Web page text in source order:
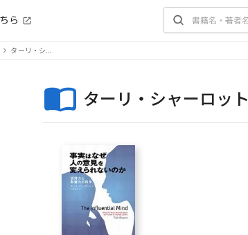
ら
ターリ・シャーロット